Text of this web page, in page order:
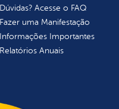
Dúvidas? Acesse o FAQ
Fazer uma Manifestação
Informações Importantes
Relatórios Anuais